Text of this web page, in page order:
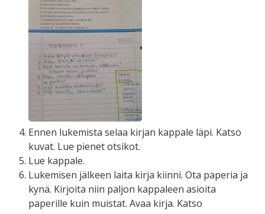
Ennen lukemista selaa kirjan kappale läpi. Katso
kuvat. Lue pienet otsikot.
Lue kappale.
Lukemisen jälkeen laita kirja kiinni. Ota paperia ja
kynä. Kirjoita niin paljon kappaleen asioita
paperille kuin muistat. Avaa kirja. Katso